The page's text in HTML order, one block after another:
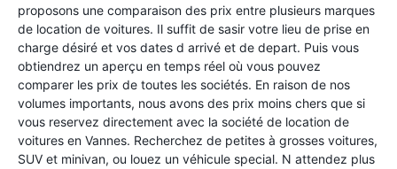
proposons une comparaison des prix entre plusieurs marques
de location de voitures. Il suffit de sasir votre lieu de prise en
charge désiré et vos dates d arrivé et de depart. Puis vous
obtiendrez un aperçu en temps réel où vous pouvez
comparer les prix de toutes les sociétés. En raison de nos
volumes importants, nous avons des prix moins chers que si
vous reservez directement avec la société de location de
voitures en Vannes. Recherchez de petites à grosses voitures,
SUV et minivan, ou louez un véhicule special. N attendez plus